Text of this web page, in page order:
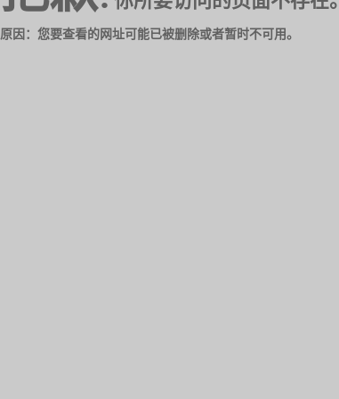
原因：您要查看的网址可能已被删除或者暂时不可用。